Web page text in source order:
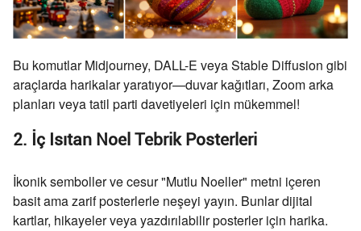
Bu komutlar Midjourney, DALL-E veya Stable Diffusion gibi
araçlarda harikalar yaratıyor—duvar kağıtları, Zoom arka
planları veya tatil parti davetiyeleri için mükemmel!
2. İç Isıtan Noel Tebrik Posterleri
İkonik semboller ve cesur "Mutlu Noeller" metni içeren
basit ama zarif posterlerle neşeyi yayın. Bunlar dijital
kartlar, hikayeler veya yazdırılabilir posterler için harika.